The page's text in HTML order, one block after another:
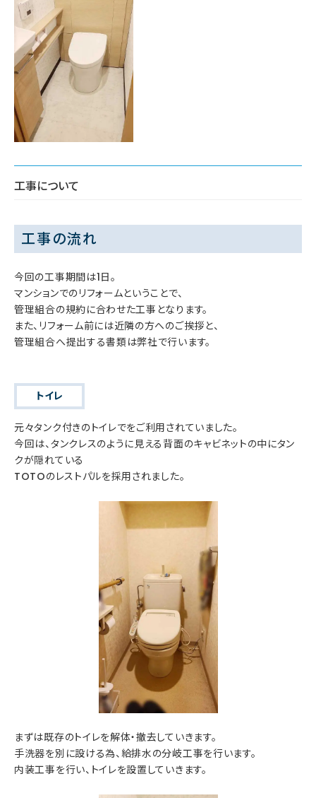
工事について
工事の流れ
今回の工事期間は1日。
マンションでのリフォームということで、
管理組合の規約に合わせた工事となります。
また、リフォーム前には近隣の方へのご挨拶と、
管理組合へ提出する書類は弊社で行います。
トイレ
元々タンク付きのトイレでをご利用されていました。
今回は、タンクレスのように見える背面のキャビネットの中にタン
クが隠れている
TOTOのレストパルを採用されました。
まずは既存のトイレを解体・撤去していきます。
手洗器を別に設ける為、給排水の分岐工事を行います。
内装工事を行い、トイレを設置していきます。